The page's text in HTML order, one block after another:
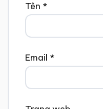
Tên *
Email *